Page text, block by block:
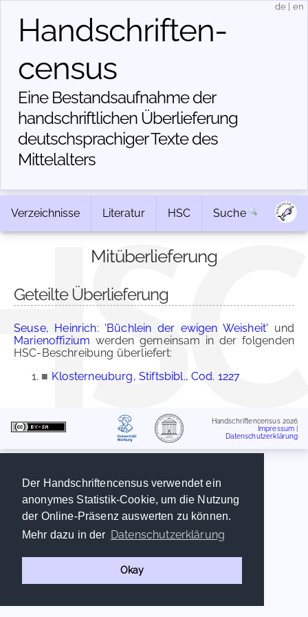
Der Handschriftencensus verwendet ein
anonymes Statistik-Cookie, um die Nutzung
der Online-Präsenz auswerten zu können.
Mehr dazu in der Datenschutzerklärung
Okay
Handschriften­
census
Eine Bestandsaufnahme der
handschriftlichen Über­lieferung
deutschsprachiger Texte des
Mittelalters
de en
Verzeichnisse Literatur HSC Suche
Mitüberlieferung
Geteilte Überlieferung
Seuse, Heinrich: 'Büchlein der ewigen Weisheit' und
Marienoffizium werden gemeinsam in der folgenden
HSC-Beschreibung überliefert:
■ Klosterneuburg, Stiftsbibl., Cod. 1227
Handschriftencensus 2026
Impressum
Datenschutzerklärung